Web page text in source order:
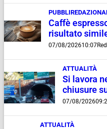
Caffè
risultato
07/08/202610:07
ATTUALITÀ
Si lavora
chiusure
07/08/2026
ATTUALITÀ